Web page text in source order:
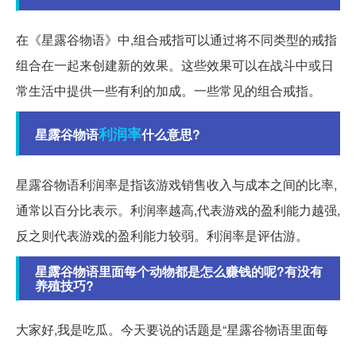
在《星露谷物语》中,组合戒指可以通过将不同类型的戒指
组合在一起来创建新的效果。这些效果可以在战斗中或日
常生活中提供一些有利的加成。一些常见的组合戒指。
星露谷物语利润率什么意思?
星露谷物语利润率是指该游戏销售收入与成本之间的比率,
通常以百分比表示。利润率越高,代表游戏的盈利能力越强,
反之则代表游戏的盈利能力较弱。利润率是评估游。
星露谷物语里面每个动物都是怎么赚钱的呢?有没有
养殖技巧?
大家好,我是吃瓜。今天要说的话题是“星露谷物语里面每